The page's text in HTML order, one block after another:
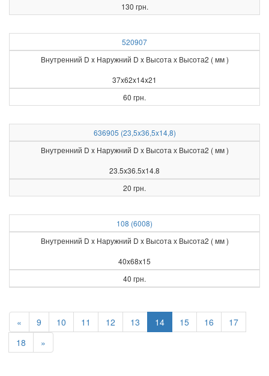
130 грн.
520907
Внутренний D x Наружний D x Высота х Высота2 ( мм )
37x62x14x21
60 грн.
636905 (23,5x36,5x14,8)
Внутренний D x Наружний D x Высота х Высота2 ( мм )
23.5x36.5x14.8
20 грн.
108 (6008)
Внутренний D x Наружний D x Высота х Высота2 ( мм )
40x68x15
40 грн.
« 9 10 11 12 13 14 15 16
17
18
»